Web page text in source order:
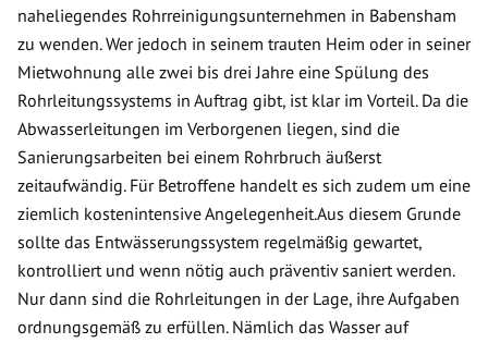
naheliegendes Rohrreinigungsunternehmen in Babensham
zu wenden. Wer jedoch in seinem trauten Heim oder in seiner
Mietwohnung alle zwei bis drei Jahre eine Spülung des
Rohrleitungssystems in Auftrag gibt, ist klar im Vorteil. Da die
Abwasserleitungen im Verborgenen liegen, sind die
Sanierungsarbeiten bei einem Rohrbruch äußerst
zeitaufwändig. Für Betroffene handelt es sich zudem um eine
ziemlich kostenintensive Angelegenheit.Aus diesem Grunde
sollte das Entwässerungssystem regelmäßig gewartet,
kontrolliert und wenn nötig auch präventiv saniert werden.
Nur dann sind die Rohrleitungen in der Lage, ihre Aufgaben
ordnungsgemäß zu erfüllen. Nämlich das Wasser auf